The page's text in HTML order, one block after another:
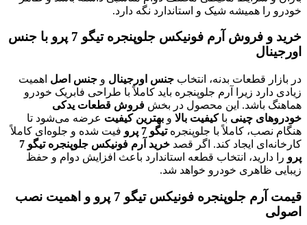
خودرو را همیشه شیک و استاندارد نگه دارد.
خرید و فروش آرم فونیکس جلوپنجره تیگو 7 پرو با جنس
اورجینال
در بازار قطعات بدنه، انتخاب جنس اورجینال و جنس اصل اهمیت
زیادی دارد زیرا آرم جلوپنجره باید کاملاً با طراحی فابریک خودرو
هماهنگ باشد. این محصول در بخش فروش قطعات یدکی
خودروهای چینی باکیفیت بالا و بهترین کیفیت عرضه می‌شود تا
هنگام نصب، کاملاً با جلوپنجرهتیگو 7 پرو
فیت شده و جلوه‌ای کاملاً
کارخانه‌ای ایجاد کند. اگر قصد
خرید آرم فونیکس جلوپنجره تیگو 7
پرو را دارید، انتخاب قطعه استاندارد باعث افزایش دوام و حفظ
زیبایی ظاهری خودرو خواهد شد.
قیمت آرم جلوپنجره فونیکس تیگو 7 پرو و اهمیت نصب
اصولی